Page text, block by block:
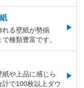
れる壁紙が勢揃
種類豊富です。
や上品に感じら
で100枚以上ダウ